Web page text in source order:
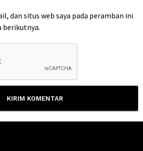
dan situs web saya pada peramban ini
berikutnya.